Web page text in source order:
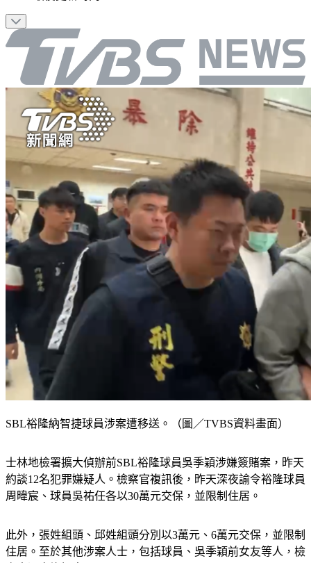
約談12名犯罪嫌疑人。檢察官複訊後，昨天深夜諭令裕隆球員
周暐宸、球員吳祐任各以30萬元交保，並限制住居。
住居。至於其他涉案人士，包括球員、吳季穎前女友等人，檢
察官漏夜複訊中。